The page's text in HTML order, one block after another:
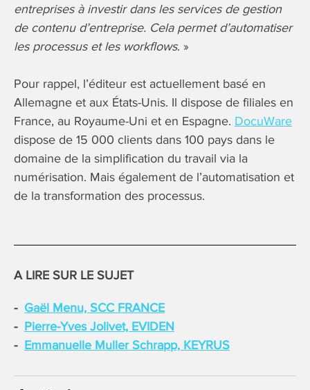
entreprises à investir dans les services de gestion
de contenu d’entreprise. Cela permet d’automatiser
les processus et les workflows. »
Pour rappel, l’éditeur est actuellement basé en
Allemagne et aux États-Unis. Il dispose de filiales en
France, au Royaume-Uni et en Espagne. DocuWare
dispose de 15 000 clients dans 100 pays dans le
domaine de la simplification du travail via la
numérisation. Mais également de l’automatisation et
de la transformation des processus.
A LIRE SUR LE SUJET
Gaël Menu, SCC FRANCE
Pierre-Yves Jolivet, EVIDEN
Emmanuelle Muller Schrapp, KEYRUS